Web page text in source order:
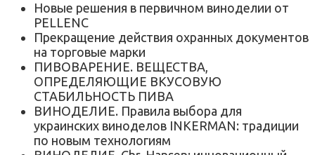
Новые решения в первичном виноделии от
PELLENC
Прекращение действия охранных документов
на торговые марки
ПИВОВАРЕНИЕ. ВЕЩЕСТВА,
ОПРЕДЕЛЯЮЩИЕ ВКУСОВУЮ
СТАБИЛЬНОСТЬ ПИВА
ВИНОДЕЛИЕ. Правила выбора для
украинских виноделов INKERMAN: традиции
по новым технологиям